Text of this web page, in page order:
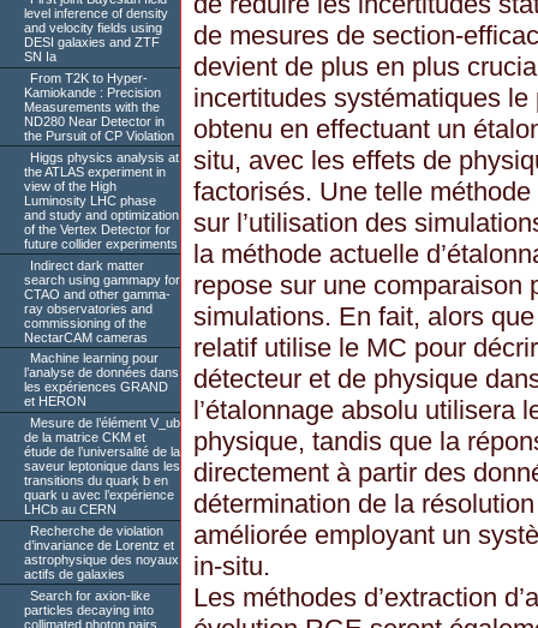
level inference of density
and velocity fields using
DESI galaxies and ZTF
SN Ia
From T2K to Hyper-
Kamiokande : Precision
Measurements with the
ND280 Near Detector in
the Pursuit of CP Violation
Higgs physics analysis at
the ATLAS experiment in
view of the High
Luminosity LHC phase
and study and optimization
of the Vertex Detector for
future collider experiments
Indirect dark matter
search using gammapy for
CTAO and other gamma-
ray observatories and
commissioning of the
NectarCAM cameras
Machine learning pour
l’analyse de données dans
les expériences GRAND
et HERON
Mesure de l’élément V_ub
de la matrice CKM et
étude de l’universalité de la
saveur leptonique dans les
transitions du quark b en
quark u avec l’expérience
LHCb au CERN
Recherche de violation
d’invariance de Lorentz et
astrophysique des noyaux
actifs de galaxies
Search for axion-like
particles decaying into
collimated photon pairs
de mesures de section-
devient de plus en plus
incertitudes systématiques
obtenu en effectuant un
situ, avec les effets de
factorisés. Une telle
sur l’utilisation des
la méthode actuelle
repose sur une comparaison
simulations. En fait, alors
relatif utilise le MC pour
détecteur et de physique
l’étalonnage absolu utilisera
physique, tandis que la
directement à partir des
détermination de la
améliorée employant un
in-situ.
Les méthodes d’extraction